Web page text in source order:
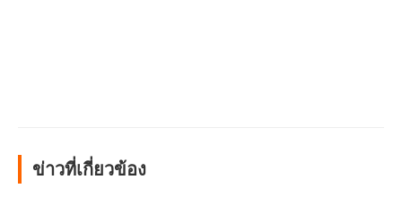
ข่าวที่เกี่ยวข้อง